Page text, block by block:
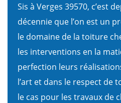
Sis à Verges 39570, c’est
décennie que l’on est un
le domaine de la toiture
les interventions en la
perfection leurs
l’art et dans le respect de
le cas pour les travaux de